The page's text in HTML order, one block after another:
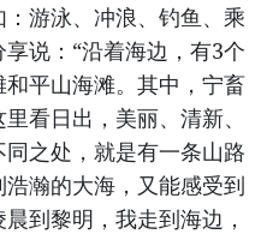
游泳、冲浪、钓鱼、乘
说：“沿着海边，有3个
平山海滩。其中，宁畜
看日出，美丽、清新、
之处，就是有一条山路
瀚的大海，又能感受到
到黎明，我走到海边，